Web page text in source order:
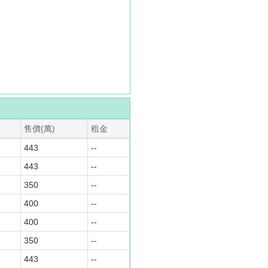
售價(萬)
租金
443
--
443
--
350
--
400
--
400
--
350
--
443
--